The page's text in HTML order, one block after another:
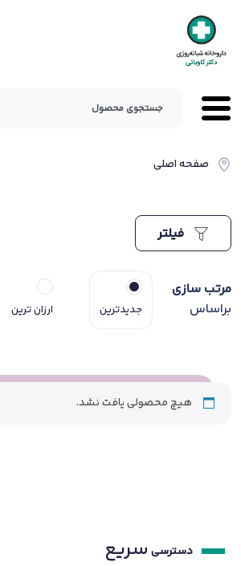
صفحه اصلی
مرتب سازی
براساس
جدیدترین ارزان ترین
هیچ محصولی یافت نشد.
دسترسی سریع